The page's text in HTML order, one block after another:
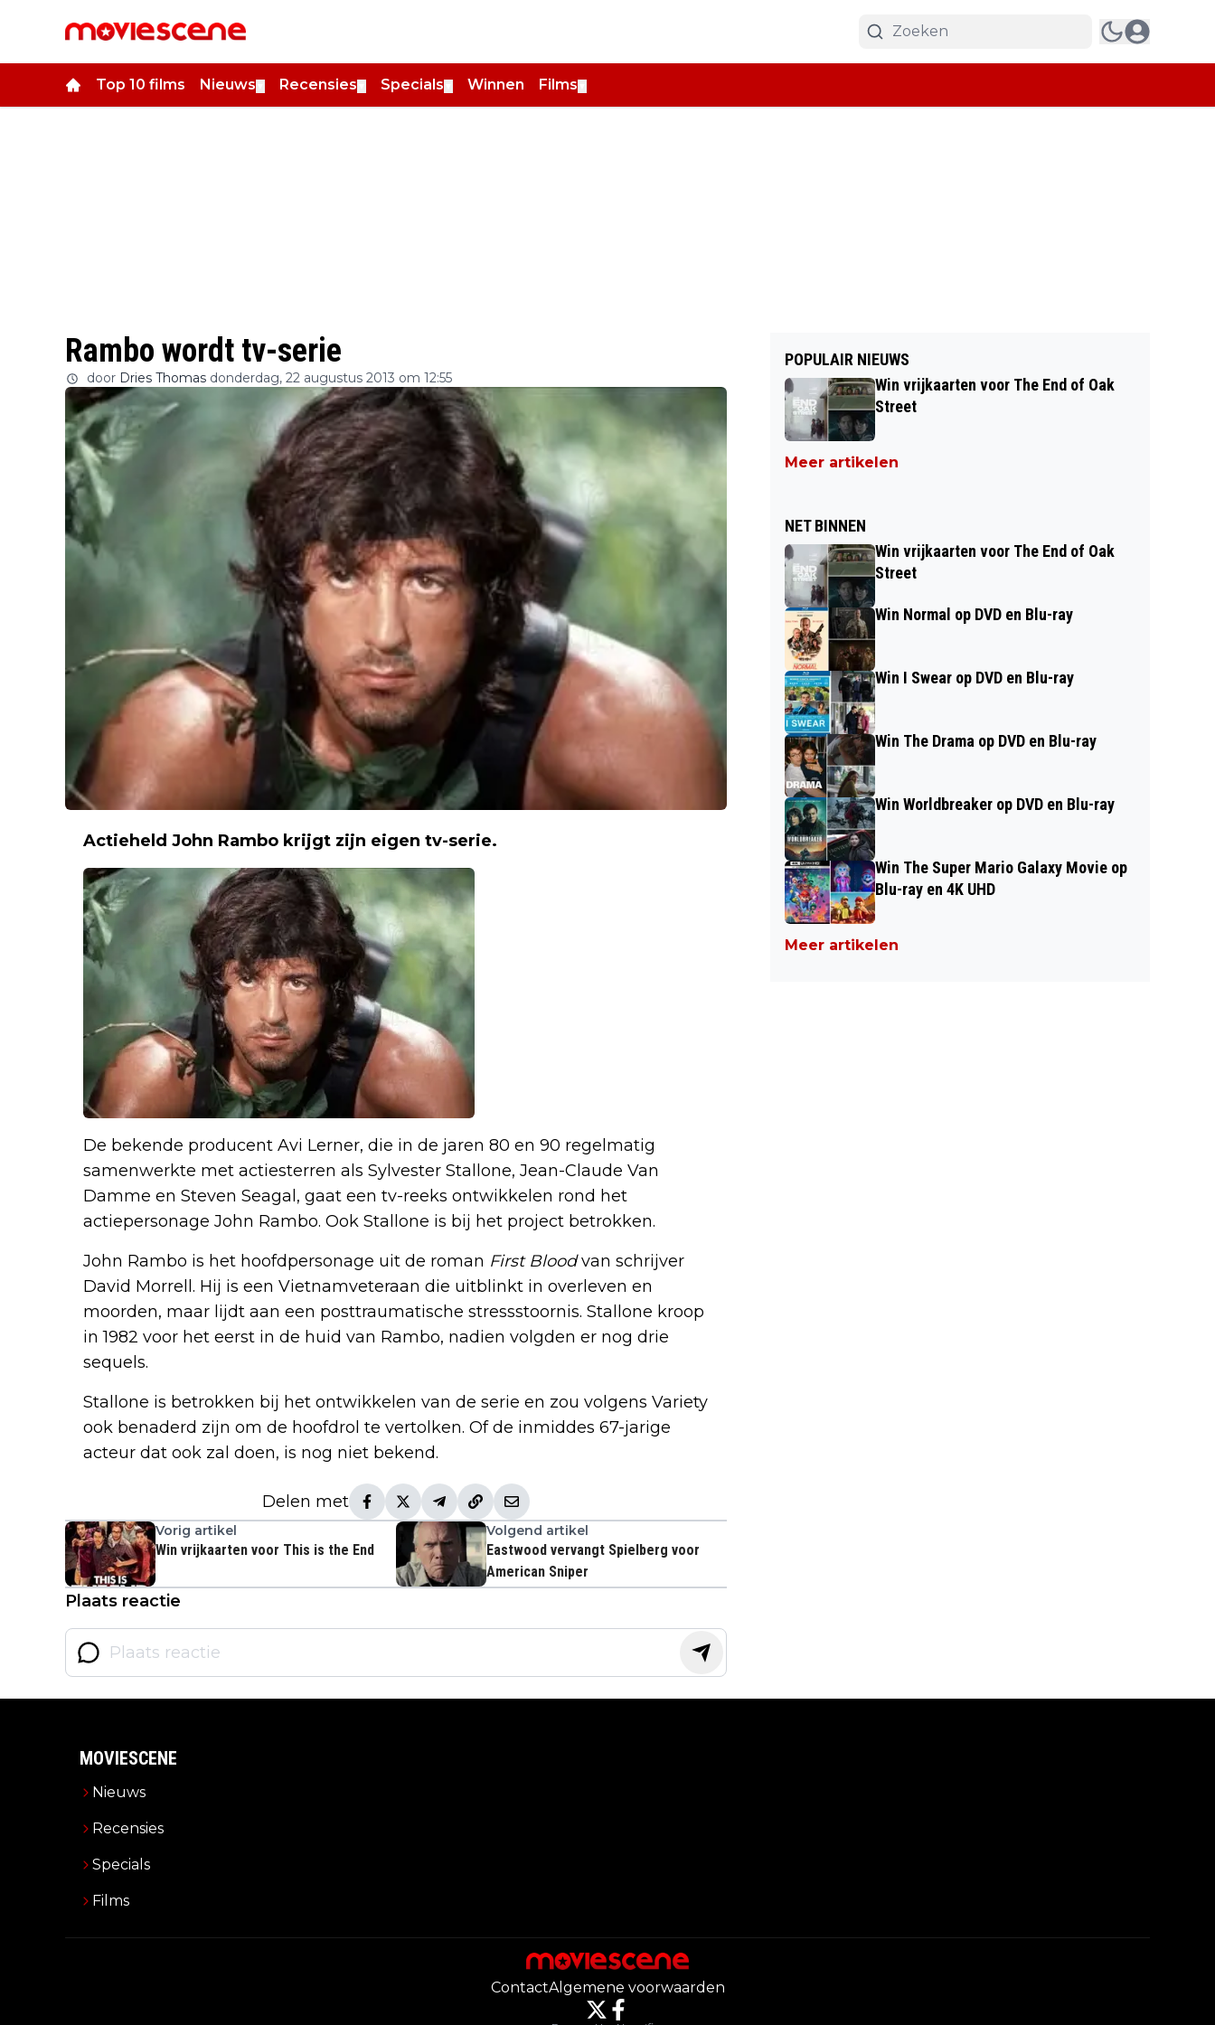
Top 10 films Nieuws Recensies Specials Winnen Films
Rambo wordt tv-serie
door Dries Thomas donderdag, 22 augustus 2013 om 12:55
Actieheld John Rambo krijgt zijn eigen tv-serie.
De bekende producent Avi Lerner, die in de jaren 80 en 90 regelmatig
samenwerkte met actiesterren als Sylvester Stallone, Jean-Claude Van
Damme en Steven Seagal, gaat een tv-reeks ontwikkelen rond het
actiepersonage John Rambo. Ook Stallone is bij het project betrokken.
John Rambo is het hoofdpersonage uit de roman First Bloodvan schrijver
David Morrell. Hij is een Vietnamveteraan die uitblinkt in overleven en
moorden, maar lijdt aan een posttraumatische stressstoornis. Stallone kroop
in 1982 voor het eerst in de huid van Rambo, nadien volgden er nog drie
sequels.
Stallone is betrokken bij het ontwikkelen van de serie en zou volgens Variety
ook benaderd zijn om de hoofdrol te vertolken. Of de inmiddes 67-jarige
acteur dat ook zal doen, is nog niet bekend.
Delen met
Vorig artikel
Win vrijkaarten voor This is the End
Volgend artikel
Eastwood vervangt Spielberg voor
American Sniper
Plaats reactie
POPULAIR NIEUWS
Win vrijkaarten voor The End of Oak
Street
Meer artikelen
NET BINNEN
Win vrijkaarten voor The End of Oak
Street
Win Normal op DVD en Blu-ray
Win I Swear op DVD en Blu-ray
Win The Drama op DVD en Blu-ray
Win Worldbreaker op DVD en Blu-ray
Win The Super Mario Galaxy Movie op
Blu-ray en 4K UHD
Meer artikelen
MOVIESCENE
Nieuws
Recensies
Specials
Films
ContactAlgemene voorwaarden